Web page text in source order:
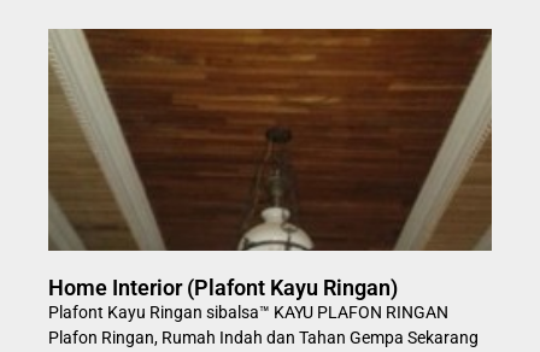
Home Interior (Plafont Kayu Ringan)
Plafont Kayu Ringan sibalsa™ KAYU PLAFON RINGAN
Plafon Ringan, Rumah Indah dan Tahan Gempa Sekarang